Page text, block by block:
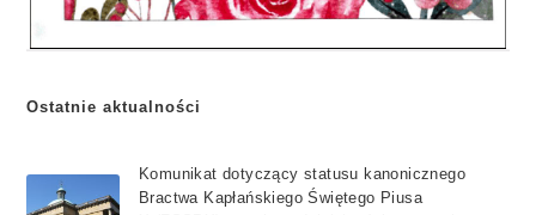
Ostatnie aktualności
Komunikat dotyczący statusu kanonicznego
Bractwa Kapłańskiego Świętego Piusa